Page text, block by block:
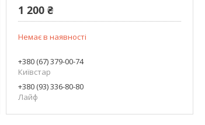
1 200 ₴
Немає в наявності
+380 (67) 379-00-74
Київстар
+380 (93) 336-80-80
Лайф